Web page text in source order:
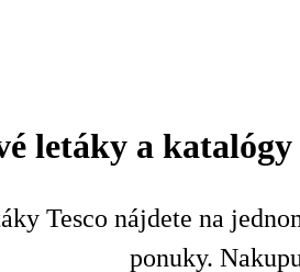
letáky a
Tesco nájdete na
ponuky.